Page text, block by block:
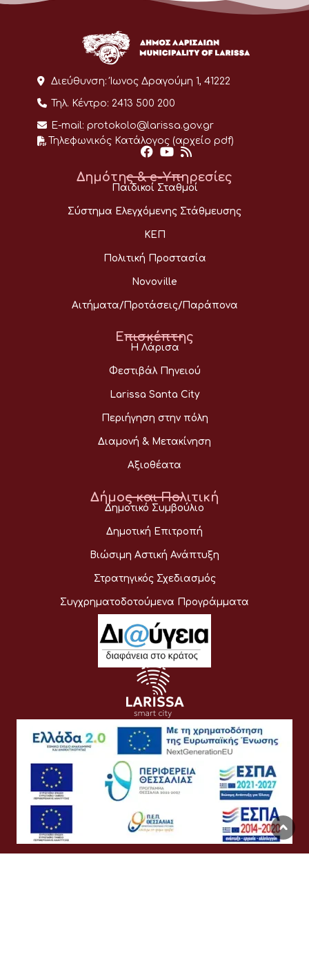
Διεύθυνση: Ίωνος Δραγούμη 1, 41222
Τηλ. Κέντρο: 2413 500 200
E-mail: protokolo@larissa.gov.gr
Τηλεφωνικός Κατάλογος (αρχείο pdf)
Δημότης & e-Υπηρεσίες
Παιδικοί Σταθμοί
Σύστημα Ελεγχόμενης Στάθμευσης
ΚΕΠ
Πολιτική Προστασία
Novoville
Αιτήματα/Προτάσεις/Παράπονα
Επισκέπτης
Η Λάρισα
Φεστιβάλ Πηνειού
Larissa Santa City
Περιήγηση στην πόλη
Διαμονή & Μετακίνηση
Αξιοθέατα
Δήμος και Πολιτική
Δημοτικό Συμβούλιο
Δημοτική Επιτροπή
Βιώσιμη Αστική Ανάπτυξη
Στρατηγικός Σχεδιασμός
Συγχρηματοδοτούμενα Προγράμματα